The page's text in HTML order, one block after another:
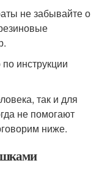
не забывайте о
инструкции
так и для
не помогают
ниже.